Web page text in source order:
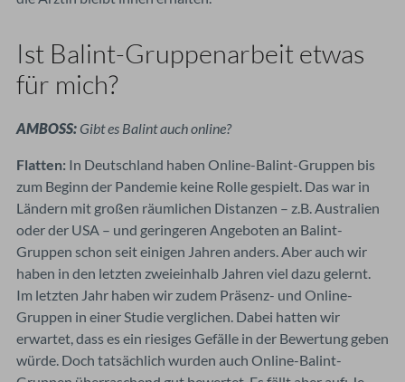
Ist Balint-Gruppenarbeit etwas
für mich?
AMBOSS: Gibt es Balint auch online?
Flatten: In Deutschland haben Online-Balint-Gruppen bis
zum Beginn der Pandemie keine Rolle gespielt. Das war in
Ländern mit großen räumlichen Distanzen – z.B. Australien
oder der USA – und geringeren Angeboten an Balint-
Gruppen schon seit einigen Jahren anders. Aber auch wir
haben in den letzten zweieinhalb Jahren viel dazu gelernt.
Im letzten Jahr haben wir zudem Präsenz- und Online-
Gruppen in einer Studie verglichen. Dabei hatten wir
erwartet, dass es ein riesiges Gefälle in der Bewertung geben
würde. Doch tatsächlich wurden auch Online-Balint-